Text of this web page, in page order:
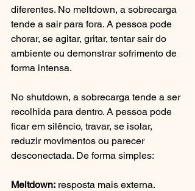
diferentes. No meltdown, a sobrecarga
tende a sair para fora. A pessoa pode
chorar, se agitar, gritar, tentar sair do
ambiente ou demonstrar sofrimento de
forma intensa.
No shutdown, a sobrecarga tende a ser
recolhida para dentro. A pessoa pode
ficar em silêncio, travar, se isolar,
reduzir movimentos ou parecer
desconectada. De forma simples:
Meltdown: resposta mais externa.